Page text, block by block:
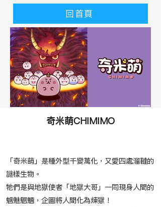
回首頁
奇米萌CHIMIMO
「奇米萌」是種外型千變萬化，又愛四處溜韃的
謎樣生物。
牠們是與地獄使者「地獄大哥」一同現身人間的
魑魅魍魎，企圖將人間化為煉獄！